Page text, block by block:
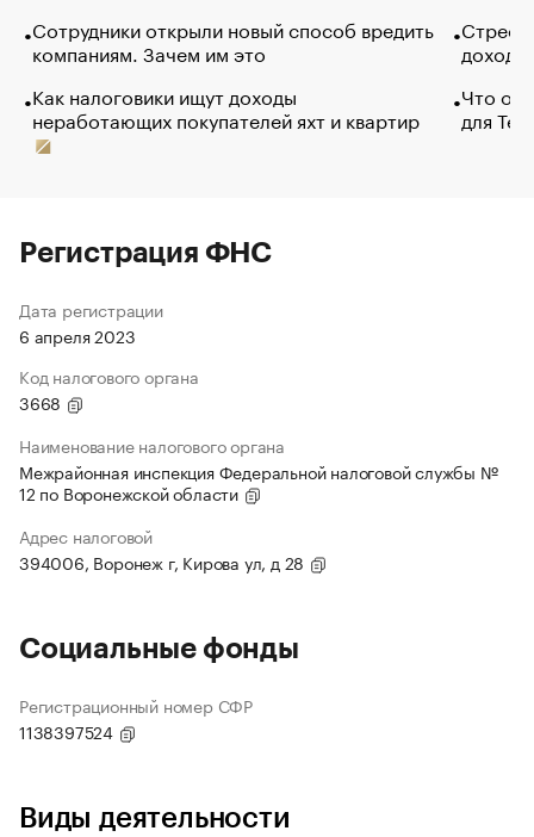
Сотрудники открыли новый способ вредить
компаниям. Зачем им это
Как налоговики ищут доходы
неработающих покупателей яхт и квартир
Что
для
Регистрация ФНС
Дата регистрации
6 апреля 2023
Код налогового органа
3668
Наименование налогового органа
Межрайонная инспекция Федеральной налоговой службы №
12 по Воронежской области
Адрес налоговой
394006, Воронеж г, Кирова ул, д 28
Социальные фонды
Регистрационный номер СФР
1138397524
Виды деятельности